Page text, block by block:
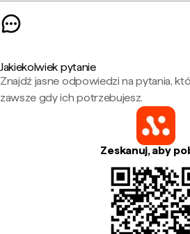
Jakiekolwiek pytanie
Znajdź jasne odpowiedzi na pytania,
zawsze gdy ich potrzebujesz.
Zeskanuj, aby